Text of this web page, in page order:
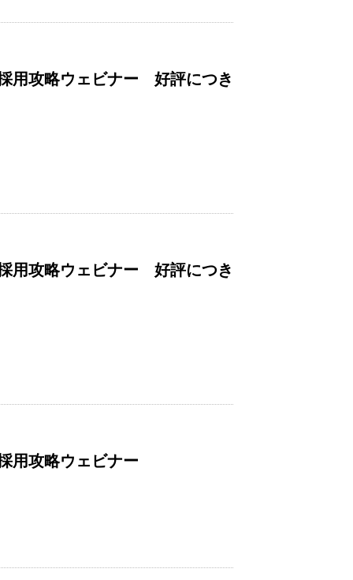
用攻略ウェビナー 好評につき
用攻略ウェビナー 好評につき
用攻略ウェビナー